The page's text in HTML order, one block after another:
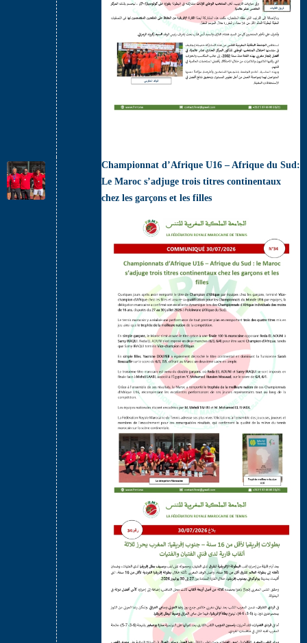
Championnat d’Afrique U16 – Afrique du Sud:
Le Maroc s’adjuge trois titres continentaux
chez les garçons et les filles